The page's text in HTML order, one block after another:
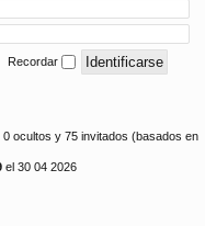
Recordar
ocultos y 75 invitados (basados en
el 30 04 2026